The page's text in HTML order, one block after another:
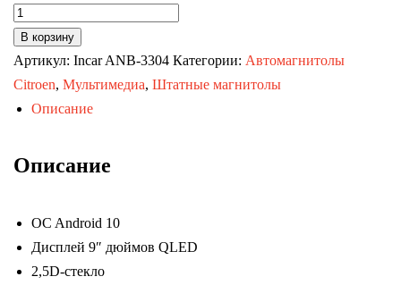
Количество
товара
Автомагнитола
Ford
Mondeo
07
ANB-
3304)
Android
В корзину
Артикул: Incar ANB-3304 Категории: Автомагнитолы
Citroen, Мультимедиа, Штатные магнитолы
Описание
Описание
OC Android 10
Дисплей 9″ дюймов QLED
2,5D-стекло